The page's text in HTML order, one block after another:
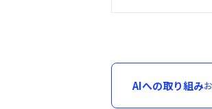
AIへの取り組み